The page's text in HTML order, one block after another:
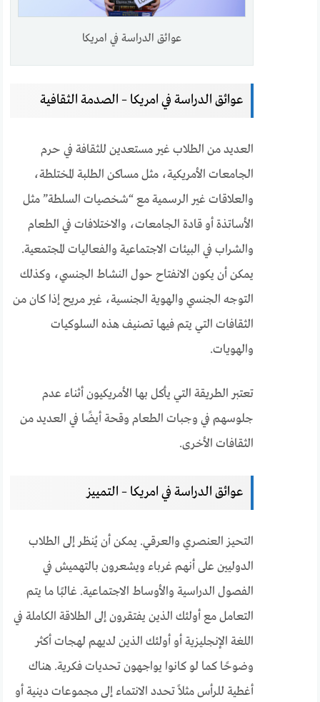
عوائق الدراسة في امريكا
عوائق الدراسة في امريكا – الصدمة الثقافية
العديد من الطلاب غير مستعدين للثقافة في حرم
الجامعات الأمريكية، مثل مساكن الطلبة المختلطة،
والعلاقات غير الرسمية مع “شخصيات السلطة” مثل
الأساتذة أو قادة الجامعات، والاختلافات في الطعام
والشراب في البيئات الاجتماعية والفعاليات المجتمعية.
يمكن أن يكون الانفتاح حول النشاط الجنسي، وكذلك
التوجه الجنسي والهوية الجنسية، غير مريح إذا كان من
الثقافات التي يتم فيها تصنيف هذه السلوكيات
والهويات.
تعتبر الطريقة التي يأكل بها الأمريكيون أثناء عدم
جلوسهم في وجبات الطعام وقحة أيضًا في العديد من
الثقافات الأخرى.
عوائق الدراسة في امريكا – التمييز
التحيز العنصري والعرقي. يمكن أن يُنظر إلى الطلاب
الدوليين على أنهم غرباء ويشعرون بالتهميش في
الفصول الدراسية والأوساط الاجتماعية. غالبًا ما يتم
التعامل مع أولئك الذين يفتقرون إلى الطلاقة الكاملة في
اللغة الإنجليزية أو أولئك الذين لديهم لهجات أكثر
وضوحًا كما لو كانوا يواجهون تحديات فكرية. هناك
أغطية للرأس مثلاً تحدد الانتماء إلى مجموعات دينية أو